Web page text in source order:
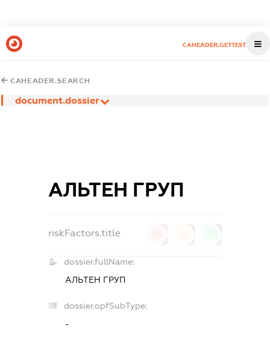
CAHEADER.GETTEST
CAHEADER.SEARCH
document.dossier
АЛЬТЕН ГРУП
riskFactors.title
dossier.fullName:
АЛЬТЕН ГРУП
dossier.opfSubType:
-